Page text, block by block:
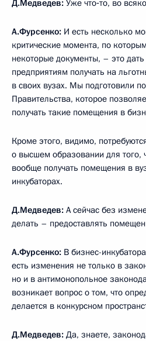
Д.Медведев: Уже что‑то, во
А.Фурсенко: И есть несколько
критические момента, по
некоторые документы, – это
предприятиям получать на
в своих вузах. Мы подготовили
Правительства, которое
получать такие помещения в
Кроме этого, видимо,
о высшем образовании для того,
вообще получать помещения в
инкубаторах.
Д.Медведев: А сейчас без
делать – предоставлять
А.Фурсенко: В бизнес-
есть изменения не только в
но и в антимонопольное
возникает вопрос о том, что
делается в конкурсном
Д.Медведев: Да, знаете,